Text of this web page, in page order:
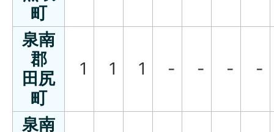
町
泉南
郡
田尻
町
1 1 1 - - - -
泉南